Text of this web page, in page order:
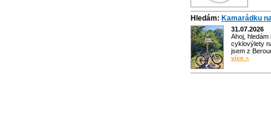
Hledám: Kamarádku
31.07.2026
Ahoj,
cyklovýlety
jsem z
více »